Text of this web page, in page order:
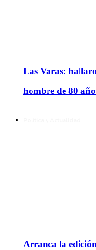
Las Varas:
hombre de 80
Arranca la